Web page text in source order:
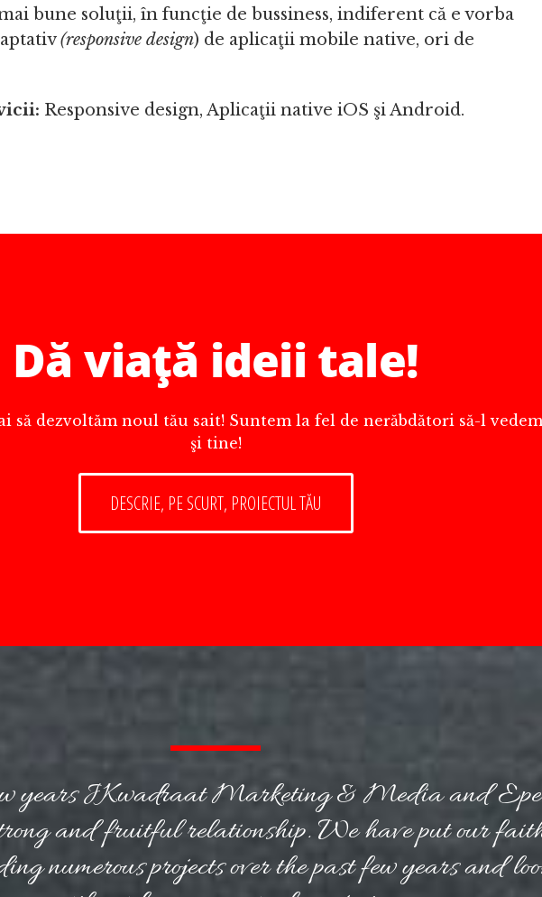
bune soluţii, în funcţie de bussiness, indiferent că e vorba
(responsive design) de aplicaţii mobile native, ori de
Responsive design, Aplicaţii native iOS şi Android.
Dă viaţă ideii tale!
să dezvoltăm noul tău sait! Suntem la fel de nerăbdători să-l
şi tine!
DESCRIE, PE SCURT, PROIECTUL TĂU
years JKwadraat Marketing & Media and
and fruitful relationship. We have put our
numerous projects over the past few years and